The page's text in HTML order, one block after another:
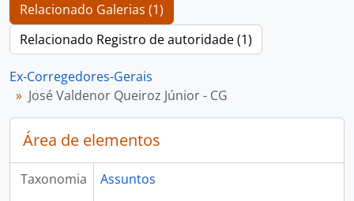
Relacionado Galerias (1)
Relacionado Registro de autoridade (1)
Ex-Corregedores-Gerais
José Valdenor Queiroz Júnior - CG
Área de elementos
Taxonomia
Assuntos